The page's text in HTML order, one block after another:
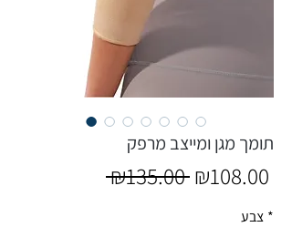
תומך מגן ומייצב מרפק
₪135.00 Regular
₪108.00
צבע *